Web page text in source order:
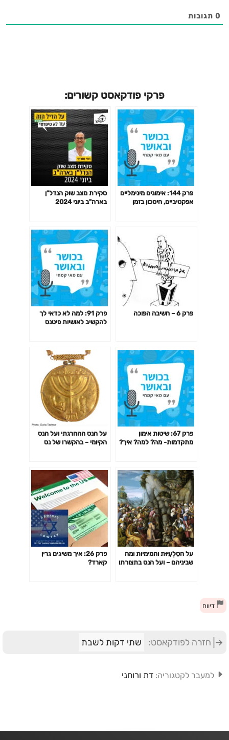
0 תגובות
פרקי פודקאסט קשורים:
פרק 144: אימונים מינימליים
אפקטיביים, חיסכון בזמן
סקירת מצב שוק הנדל"ן
בארה"ב ביוני 2024
פרק 6 – חשיבה הפוכה
פרק 91: למה לא כדאי לך
להקשיב לאושיות פיטנס
פרק 67: שיטות אימון
מתקדמות- מה? למה? איך?
על הנס ההחרגתי ועל הנס
הקיומי – בהקשרו של נס
על הסִלְעִיּוּת והמימיות ומה
שביניהם – ועל הנס בתצורתו
פרק 26: איך משיגים גרין
קארד?
דיווח
חזרה לפודקאסט: שתי דקות לשבת
למעבר לקטגוריה: דת ורוחני